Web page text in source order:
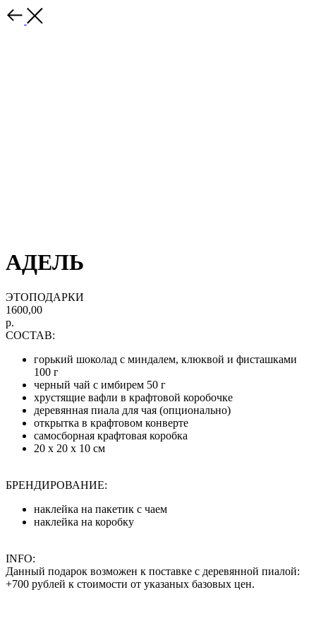
АДЕЛЬ
ЭТОПОДАРКИ
1600,00
р.
СОСТАВ:
горький шоколад с миндалем, клюквой и фисташками
100 г
черный чай с имбирем 50 г
хрустящие вафли в крафтовой коробочке
деревянная пиала для чая (опционально)
открытка в крафтовом конверте
самосборная крафтовая коробка
20 х 20 х 10 см
БРЕНДИРОВАНИЕ:
наклейка на пакетик с чаем
наклейка на коробку
INFO:
Данный подарок возможен к поставке с деревянной пиалой:
+700 рублей к стоимости от указаных базовых цен.